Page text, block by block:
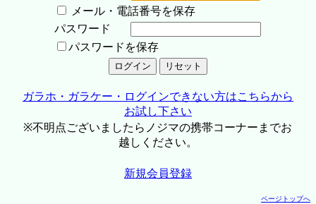
メール・電話番号を保存
パスワード
パスワードを保存
ガラホ・ガラケー・ログインできない方はこちらから
お試し下さい
※不明点ございましたらノジマの携帯コーナーまでお
越しください。
新規会員登録
ページトップへ